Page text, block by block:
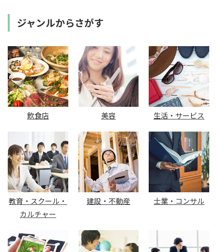
ジャンルからさがす
飲食店 美容 生活・サービス
教育・スクール・
カルチャー
建設・不動産 士業・コンサル